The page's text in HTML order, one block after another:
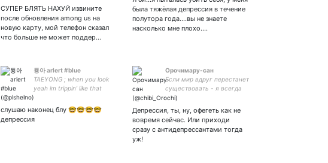
СУПЕР БЛЯТЬ НАХУЙ извините
после обновления among us на
новую карту, мой телефон сказал
что больше не может поддер…
была тяжёлая депрессия в течение
полутора года....вы не знаете
насколько мне плохо....
툥아 arlert #blue
TAEYONG ; when you look
yeah im trippin' like that
слушаю наконец блу 🤓🤓🤓🤓
депрессия
Орочимару-сан
Если мир вдруг перестанет
существовать - я всегда
найду к чему ещё
Депрессия, ты, ну, офегеть как не
вовремя сейчас. Или приходи
сразу с антидепрессантами тогда
уж!